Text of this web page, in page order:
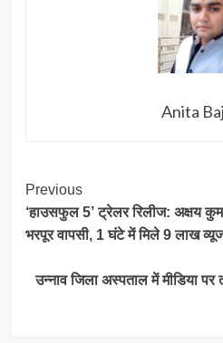
Anita
Post
Navigation
Previous
‘हाउसफुल 5’ ट्रेलर रिलीज: अक्षय
भरपूर वापसी, 1 घंटे में मिले 9 लाख
उन्नाव जिला अस्पताल में मीडिया